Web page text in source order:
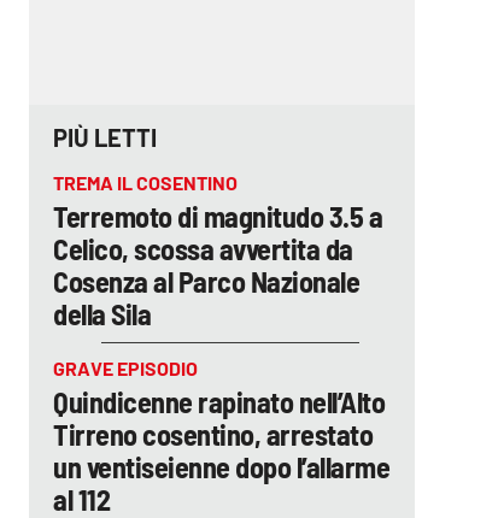
PIÙ LETTI
TREMA IL COSENTINO
Terremoto di magnitudo 3.5 a
Celico, scossa avvertita da
Cosenza al Parco Nazionale
della Sila
GRAVE EPISODIO
Quindicenne rapinato nell’Alto
Tirreno cosentino, arrestato
un ventiseienne dopo l’allarme
al 112